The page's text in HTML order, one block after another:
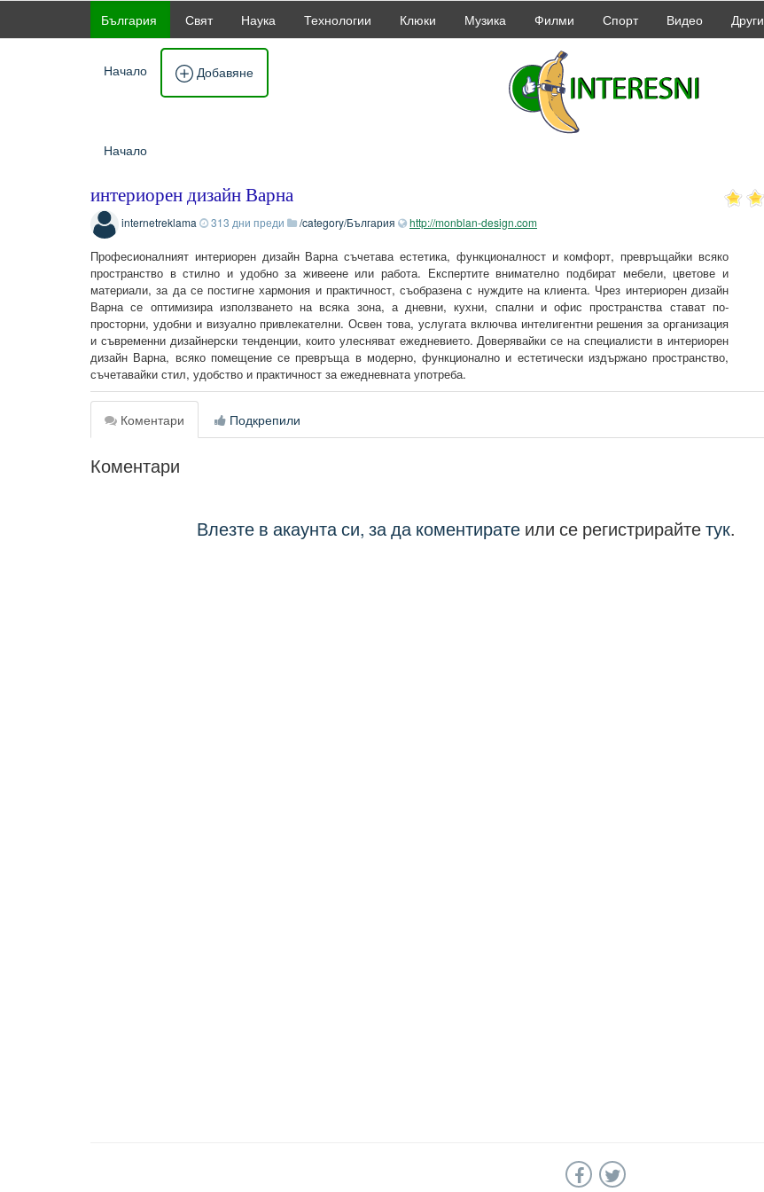
България Свят Наука Технологии Клюки Музика Филми Спорт Видео Други
Начало Добавяне
Начало
интериорен дизайн Варна
internetreklama 313 дни преди /category/България http://monblan-design.com
Професионалният интериорен дизайн Варна съчетава естетика, функционалност и комфорт, превръщайки всяко
пространство в стилно и удобно за живеене или работа. Експертите внимателно подбират мебели, цветове и
материали, за да се постигне хармония и практичност, съобразена с нуждите на клиента. Чрез интериорен дизайн
Варна се оптимизира използването на всяка зона, а дневни, кухни, спални и офис пространства стават по-
просторни, удобни и визуално привлекателни. Освен това, услугата включва интелигентни решения за организация
и съвременни дизайнерски тенденции, които улесняват ежедневието. Доверявайки се на специалисти в интериорен
дизайн Варна, всяко помещение се превръща в модерно, функционално и естетически издържано пространство,
съчетавайки стил, удобство и практичност за ежедневната употреба.
Коментари Подкрепили
Коментари
Влезте в акаунта си, за да коментирате или се регистрирайтетук.